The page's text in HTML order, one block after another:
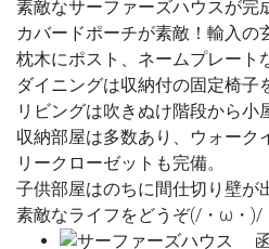
素敵なサーファーズハウスが完
カバードポーチが素敵！輸入の
枕木にポスト、ネームプレート
ダイニングは収納付の固定椅
リビングは吹きぬけ階段から小
収納部屋は多数あり、ウォーク
リークローゼットも完備。
子供部屋はのちに間仕切り壁が
素敵なライフをどうぞ(/・ω・)/